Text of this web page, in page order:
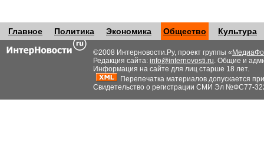
Главное Политика Экономика Общество Культура
©2008 Интерновости.Ру, проект группы «
Редакция сайта: info@internovosti.ru. Общие и
Информация на сайте для лиц старше 18 лет.
Перепечатка материалов допускается
Свидетельство о регистрации СМИ Эл №ФС77-